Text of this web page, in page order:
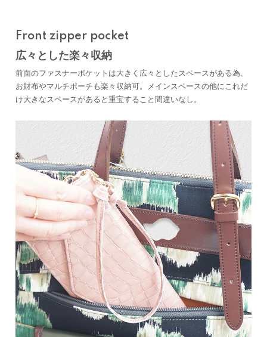
Front zipper pocket
広々とした楽々収納
前面のファスナーポケットは大きく広々としたスペースがある為、
お財布やマルチポーチも楽々収納可。メインスペースの他にこれだ
け大きなスペースがあると重宝すること間違いなし。